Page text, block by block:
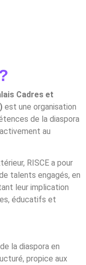
Cadres et
est une organisation
de la diaspora
au
RISCE a pour
talents engagés, en
leur implication
éducatifs et
la diaspora en
propice aux